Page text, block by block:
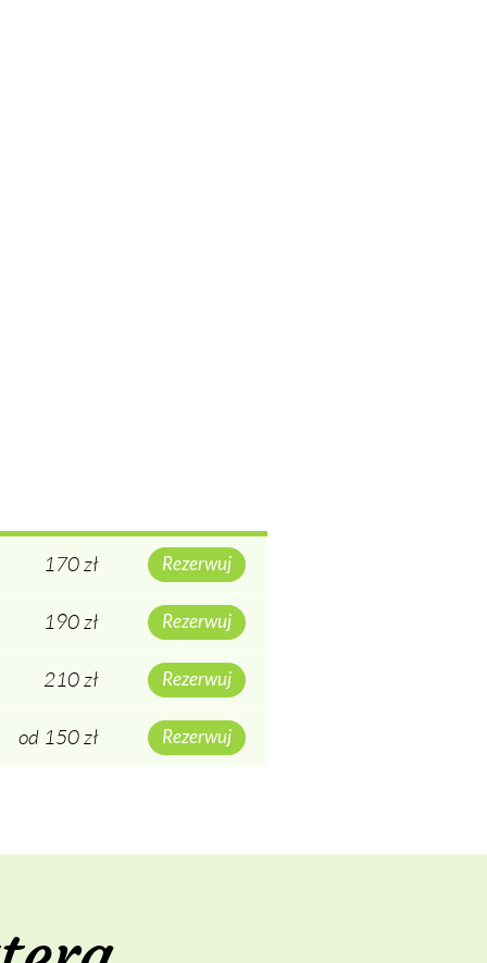
170 zł Rezerwuj
190 zł Rezerwuj
210 zł Rezerwuj
od 150 zł Rezerwuj